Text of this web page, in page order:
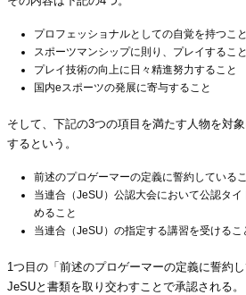
プロフェッショナルとしての自覚を持つこと
スポーツマンシップに則り、プレイすること
プレイ技術の向上に日々精進努力すること
国内eスポーツの発展に寄与すること
そして、下記の3つの項目を満たす人物を対
するという。
前述のプロゲーマーの定義に誓約している
当連合（JeSU）公認大会において公認タ
めること
当連合（JeSU）の指定する講習を受けるこ
1つ目の「前述のプロゲーマーの定義に誓約
JeSUと書類を取り交わすことで承認される。